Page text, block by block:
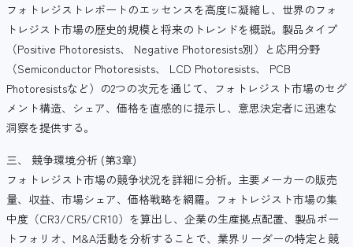
フォトレジストレポートのエッセンスを高度に凝縮し、世界のフォ
トレジスト市場の歴史的規模と将来のトレンドを概説。製品タイプ
（Positive Photoresists、 Negative Photoresists別）と応用分野
（Semiconductor Photoresists、 LCD Photoresists、 PCB
Photoresistsなど）の2つの次元を通じて、フォトレジスト市場のセグ
メント構造、シェア、価格を直感的に提示し、意思決定者に迅速な
洞察を提供する。
三、 競争環境分析 (第3章)
フォトレジスト市場の競争状況を詳細に分析。主要メーカーの販売
量、収益、市場シェア、価格戦略を網羅。フォトレジスト市場の集
中度（CR3/CR5/CR10）を算出し、企業の生産拠点配置、製品ポー
トフォリオ、M&A活動を分析することで、業界リーダーの特定と競